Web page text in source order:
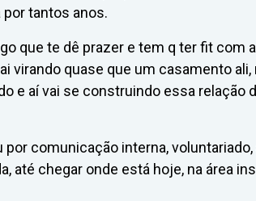
tantos anos.
que te dê prazer e tem q ter fit com
virando quase que um casamento
e aí vai se construindo essa relação
por comunicação interna,
até chegar onde está hoje, na área